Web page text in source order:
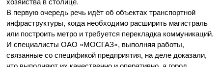
В первую очередь речь идёт об объектах транспортной
инфраструктуры, когда необходимо расширить магистраль
или построить метро и требуется перекладка коммуникаций.
И специалисты ОАО «МОСГАЗ», выполняя работы,
связанные со спецификой предприятия, на деле доказали,